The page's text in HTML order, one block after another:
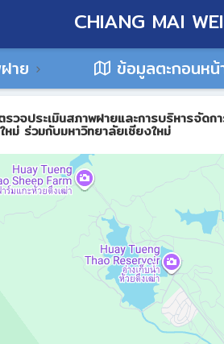
CHIANG MAI
าย ข้อมูลตะกอนหน้
วจประเมินสภาพฝายและการบริหารจัด
ม่ ร่วมกับมหาวิทยาลัยเชียงใหม่